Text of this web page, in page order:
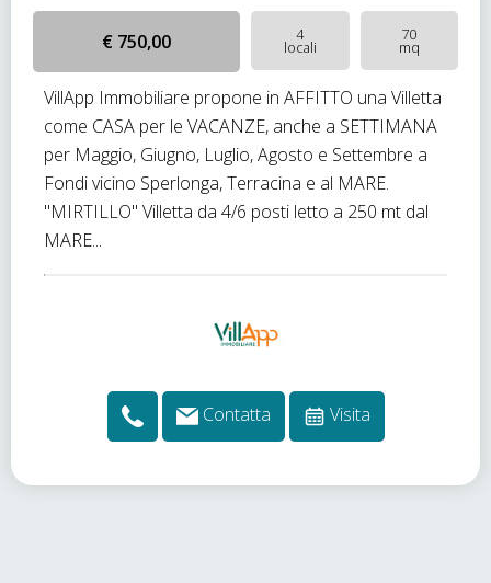
€ 750,00 4
locali
70
mq
VillApp Immobiliare propone in AFFITTO una Villetta
come CASA per le VACANZE, anche a SETTIMANA
per Maggio, Giugno, Luglio, Agosto e Settembre a
Fondi vicino Sperlonga, Terracina e al MARE.
"MIRTILLO" Villetta da 4/6 posti letto a 250 mt dal
MARE...
Contatta Visita